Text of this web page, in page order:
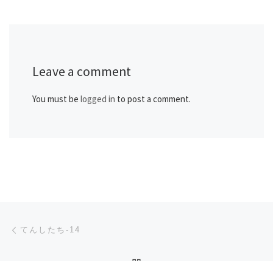
Leave a comment
You must be logged in to post a comment.
Post navigation
てんしたち-14